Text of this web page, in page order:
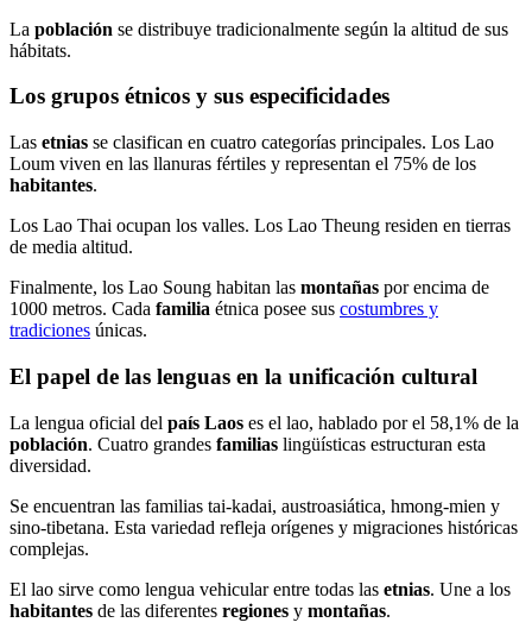
La población se distribuye tradicionalmente según la altitud de sus
hábitats.
Los grupos étnicos y sus especificidades
Las etnias se clasifican en cuatro categorías principales. Los Lao
Loum viven en las llanuras fértiles y representan el 75% de los
habitantes.
Los Lao Thai ocupan los valles. Los Lao Theung residen en tierras
de media altitud.
Finalmente, los Lao Soung habitan las montañas por encima de
1000 metros. Cada familia étnica posee sus costumbres y
tradiciones únicas.
El papel de las lenguas en la unificación cultural
La lengua oficial del país Laos es el lao, hablado por el 58,1% de la
población. Cuatro grandes familias lingüísticas estructuran esta
diversidad.
Se encuentran las familias tai-kadai, austroasiática, hmong-mien y
sino-tibetana. Esta variedad refleja orígenes y migraciones históricas
complejas.
El lao sirve como lengua vehicular entre todas las etnias. Une a los
habitantes de las diferentes regiones y montañas.